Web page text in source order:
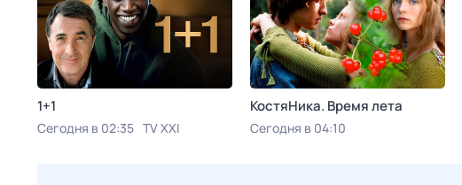
1+1
Сегодня в 02:35 TV XXI
КостяНика. Время лета
Сегодня в 04:10